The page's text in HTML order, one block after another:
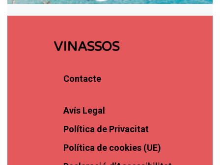
VINASSOS
Contacte
Avís Legal
Política de Privacitat
Política de cookies (UE)